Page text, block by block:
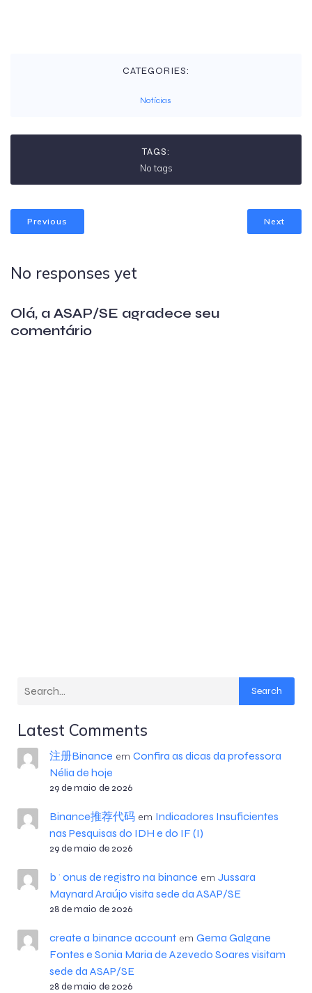
CATEGORIES:
Notícias
TAGS:
No tags
Previous Next
No responses yet
Olá, a ASAP/SE agradece seu
comentário
Search
Latest Comments
注册Binance em Confira as dicas da professora
Nélia de hoje
29 de maio de 2026
Binance推荐代码em Indicadores Insuficientes
nas Pesquisas do IDH e do IF (I)
29 de maio de 2026
b^onus de registro na binance em Jussara
Maynard Araújo visita sede da ASAP/SE
28 de maio de 2026
create a binance accountem Gema Galgane
Fontes e Sonia Maria de Azevedo Soares visitam
sede da ASAP/SE
28 de maio de 2026